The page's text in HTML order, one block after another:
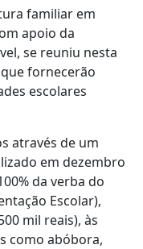
familiar em
apoio da
se reuniu nesta
fornecerão
escolares
através de um
em dezembro
da verba do
Escolar),
mil reais), às
como abóbora,